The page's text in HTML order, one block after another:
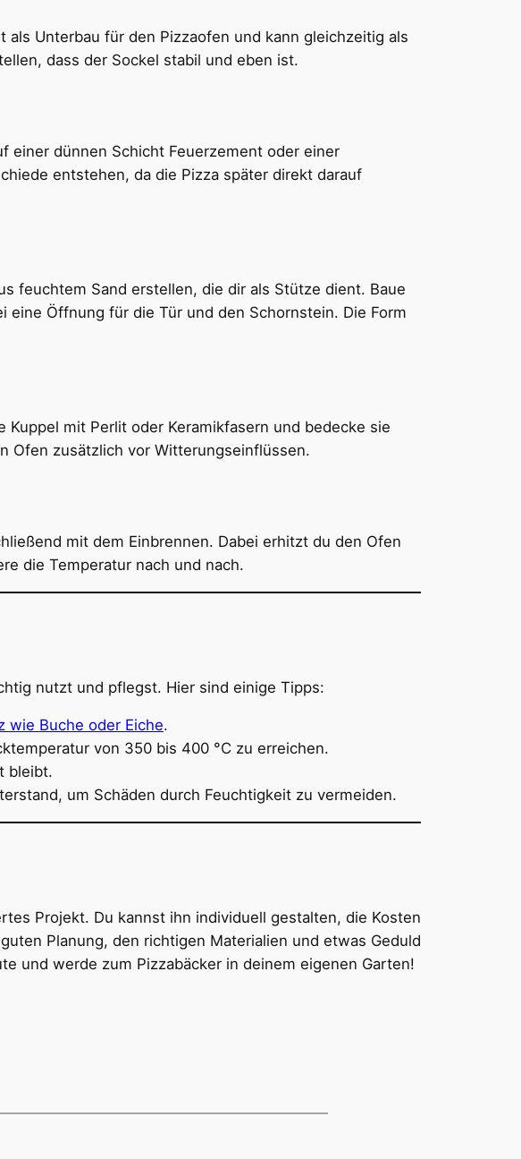
Unterbau für den Pizzaofen und kann gleichzeitig als
dass der Sockel stabil und eben ist.
einer dünnen Schicht Feuerzement oder einer
entstehen, da die Pizza später direkt darauf
feuchtem Sand erstellen, die dir als Stütze dient. Baue
Öffnung für die Tür und den Schornstein. Die Form
mit Perlit oder Keramikfasern und bedecke sie
Ofen zusätzlich vor Witterungseinflüssen.
mit dem Einbrennen. Dabei erhitzt du den Ofen
die Temperatur nach und nach.
nutzt und pflegst. Hier sind einige Tipps:
wie Buche oder Eiche.
von 350 bis 400 °C zu erreichen.
bleibt.
um Schäden durch Feuchtigkeit zu vermeiden.
Projekt. Du kannst ihn individuell gestalten, die Kosten
Planung, den richtigen Materialien und etwas Geduld
und werde zum Pizzabäcker in deinem eigenen Garten!